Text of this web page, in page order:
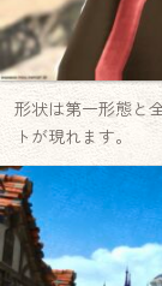
形状は第一形態と
トが現れます。